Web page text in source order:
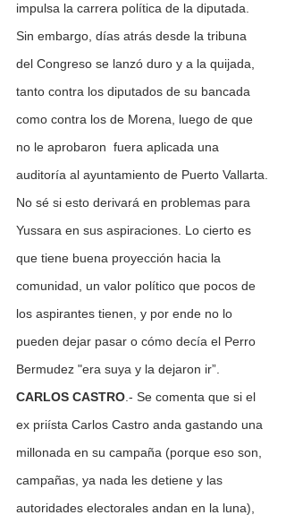
impulsa la carrera política de la diputada.
Sin embargo, días atrás desde la tribuna
del Congreso se lanzó duro y a la quijada,
tanto contra los diputados de su bancada
como contra los de Morena, luego de que
no le aprobaron  fuera aplicada una
auditoría al ayuntamiento de Puerto Vallarta.
No sé si esto derivará en problemas para
Yussara en sus aspiraciones. Lo cierto es
que tiene buena proyección hacia la
comunidad, un valor político que pocos de
los aspirantes tienen, y por ende no lo
pueden dejar pasar o cómo decía el Perro
Bermudez "era suya y la dejaron ir”.
CARLOS CASTRO.- Se comenta que si el
ex priísta Carlos Castro anda gastando una
millonada en su campaña (porque eso son,
campañas, ya nada les detiene y las
autoridades electorales andan en la luna),